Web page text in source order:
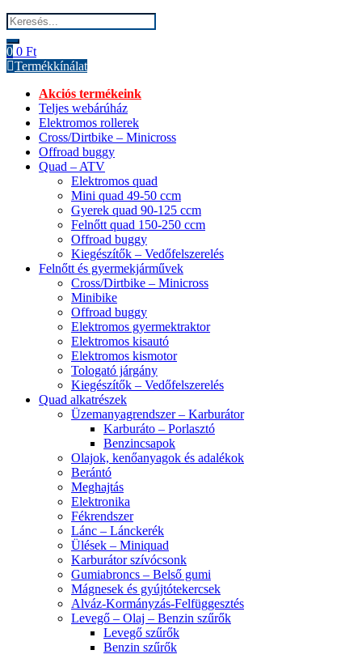
Search
for:
0 0 Ft
Termékkínálat
Akciós termékeink
Teljes webárúház
Elektromos rollerek
Cross/Dirtbike – Minicross
Offroad buggy
Quad – ATV
Elektromos quad
Mini quad 49-50 ccm
Gyerek quad 90-125 ccm
Felnőtt quad 150-250 ccm
Offroad buggy
Kiegészítők – Vedőfelszerelés
Felnőtt és gyermekjárművek
Cross/Dirtbike – Minicross
Minibike
Offroad buggy
Elektromos gyermektraktor
Elektromos kisautó
Elektromos kismotor
Tologató járgány
Kiegészítők – Vedőfelszerelés
Quad alkatrészek
Üzemanyagrendszer – Karburátor
Karburáto – Porlasztó
Benzincsapok
Olajok, kenőanyagok és adalékok
Berántó
Meghajtás
Elektronika
Fékrendszer
Lánc – Lánckerék
Ülések – Miniquad
Karburátor szívócsonk
Gumiabroncs – Belső gumi
Mágnesek és gyújtótekercsek
Alváz-Kormányzás-Felfüggesztés
Levegő – Olaj – Benzin szűrők
Levegő szűrők
Benzin szűrők